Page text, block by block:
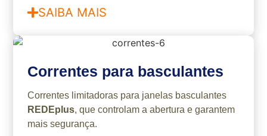
SAIBA MAIS
Correntes para basculantes
Correntes limitadoras para janelas basculantes
REDEplus, que controlam a abertura e garantem
mais segurança.